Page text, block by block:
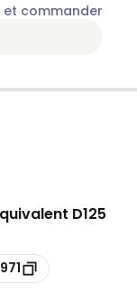
commander
D125